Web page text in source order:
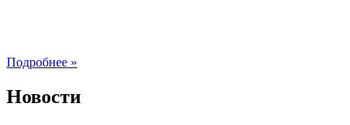
Подробнее »
Новости